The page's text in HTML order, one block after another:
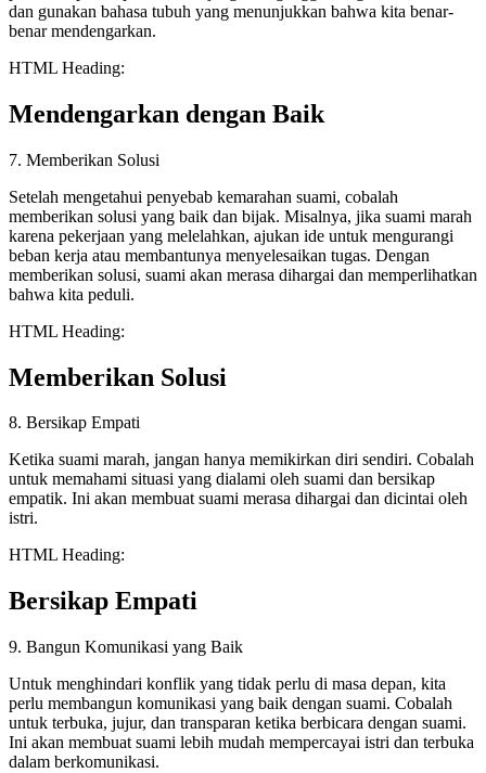
dan gunakan bahasa tubuh yang menunjukkan bahwa kita benar-
benar mendengarkan.
HTML Heading:
Mendengarkan dengan Baik
7. Memberikan Solusi
Setelah mengetahui penyebab kemarahan suami, cobalah
memberikan solusi yang baik dan bijak. Misalnya, jika suami marah
karena pekerjaan yang melelahkan, ajukan ide untuk mengurangi
beban kerja atau membantunya menyelesaikan tugas. Dengan
memberikan solusi, suami akan merasa dihargai dan memperlihatkan
bahwa kita peduli.
HTML Heading:
Memberikan Solusi
8. Bersikap Empati
Ketika suami marah, jangan hanya memikirkan diri sendiri. Cobalah
untuk memahami situasi yang dialami oleh suami dan bersikap
empatik. Ini akan membuat suami merasa dihargai dan dicintai oleh
istri.
HTML Heading:
Bersikap Empati
9. Bangun Komunikasi yang Baik
Untuk menghindari konflik yang tidak perlu di masa depan, kita
perlu membangun komunikasi yang baik dengan suami. Cobalah
untuk terbuka, jujur, dan transparan ketika berbicara dengan suami.
Ini akan membuat suami lebih mudah mempercayai istri dan terbuka
dalam berkomunikasi.